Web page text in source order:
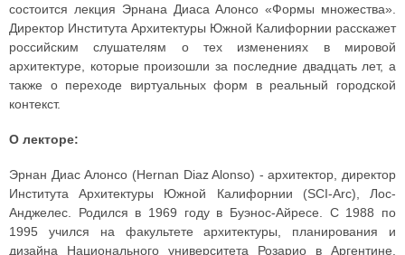
состоится лекция Эрнана Диаса Алонсо «Формы множества».
Директор Института Архитектуры Южной Калифорнии расскажет
российским слушателям о тех изменениях в мировой
архитектуре, которые произошли за последние двадцать лет, а
также о переходе виртуальных форм в реальный городской
контекст.
О лекторе:
Эрнан Диас Алонсо (Hernan Diaz Alonso) - архитектор, директор
Института Архитектуры Южной Калифорнии (SCI-Arc), Лос-
Анджелес. Родился в 1969 году в Буэнос-Айресе. С 1988 по
1995 учился на факультете архитектуры, планирования и
дизайна Национального университета Розарио в Аргентине.